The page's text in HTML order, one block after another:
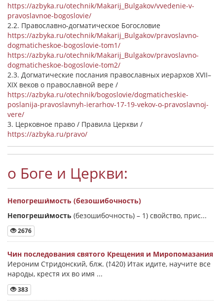
https://azbyka.ru/otechnik/Makarij_Bulgakov/vvedenie-v-
pravoslavnoe-bogoslovie/
2.2. Православно-догматическое Богословие
https://azbyka.ru/otechnik/Makarij_Bulgakov/pravoslavno-
dogmaticheskoe-bogoslovie-tom1/
https://azbyka.ru/otechnik/Makarij_Bulgakov/pravoslavno-
dogmaticheskoe-bogoslovie-tom2/
2.3. Догматические послания православных иерархов XVII–
XIX веков о православной вере /
https://azbyka.ru/otechnik/bogoslovie/dogmaticheskie-
poslanija-pravoslavnyh-ierarhov-17-19-vekov-o-pravoslavnoj-
vere/
3. Церковное право / Правила Церкви /
https://azbyka.ru/pravo/
о Боге и Церкви:
Непогреши́мость (безошибочность)
Непогреши́мость (безошибочность) – 1) свойство, прис...
2676
Чин последования святого Крещения и Миропомазания
Иероним Стридонский, блж. (†420) Итак идите, научите все
народы, крестя их во имя ...
383